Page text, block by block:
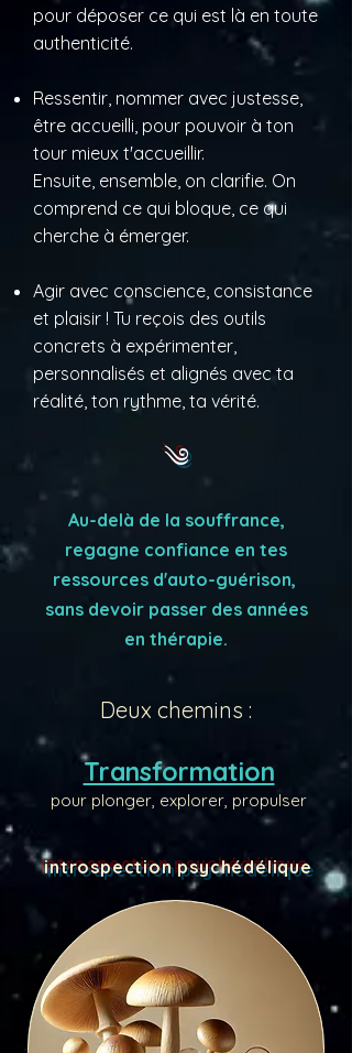
pour déposer ce qui est là en toute
authenticité.
Ressentir, nommer avec justesse,
être accueilli, pour pouvoir à ton
tour mieux t'accueillir.
Ensuite, ensemble, on clarifie. On
comprend ce qui bloque, ce qui
cherche à émerger.
Agir avec conscience, consistance
et plaisir ! Tu reçois des outils
concrets à expérimenter,
personnalisés et alignés avec ta
réalité, ton rythme, ta vérité.
༄
Au-delà de la souffrance,
regagne confiance en tes
ressources d'auto-guérison,
sans devoir passer des années
en thérapie.
Deux chemins :
Transformation
pour plonger, explorer, propulser
introspection psychédélique